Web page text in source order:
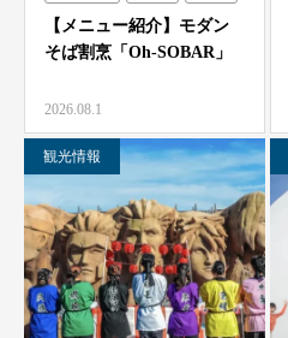
【メニュー紹介】モダン
そば割烹「Oh-SOBAR」
2026.08.1
観光情報